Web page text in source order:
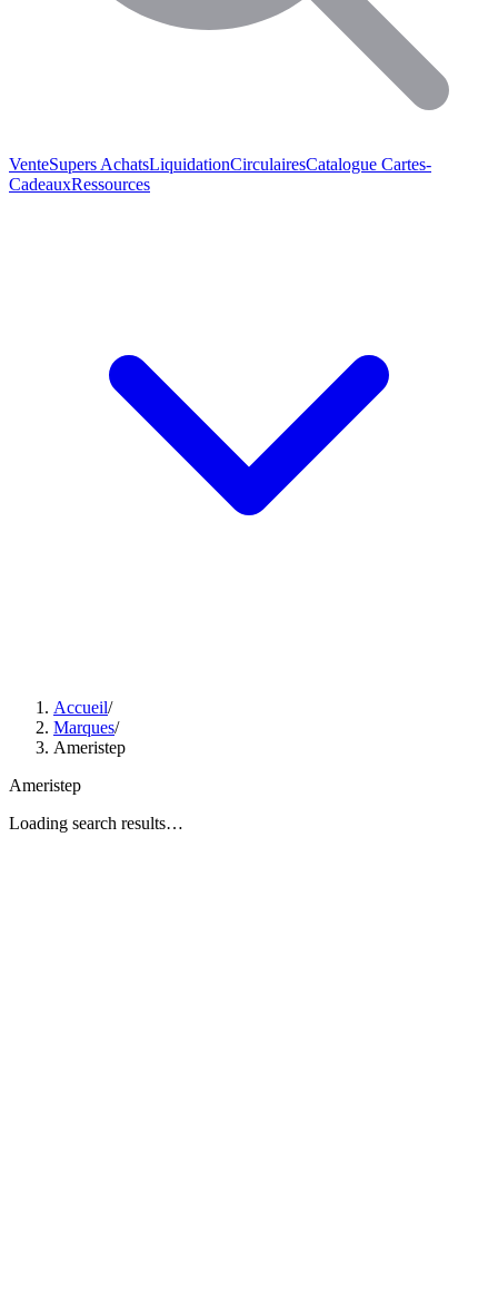
VenteSupers AchatsLiquidationCirculairesCatalogue Cartes-
CadeauxRessources
Accueil/
Marques/
Ameristep
Ameristep
Loading search results…